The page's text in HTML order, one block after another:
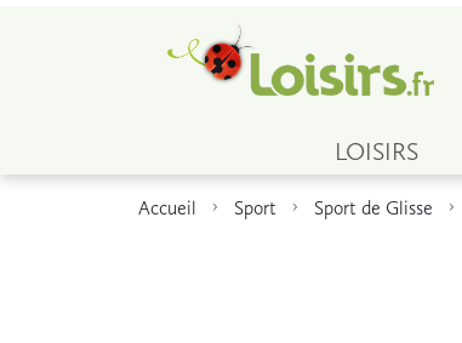
LOISIRS
Accueil Sport Sport de Glisse